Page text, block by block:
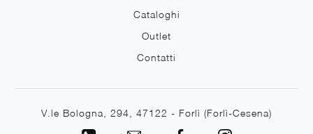
Cataloghi
Outlet
Contatti
V.le Bologna, 294, 47122 - Forlì (Forlì-Cesena)